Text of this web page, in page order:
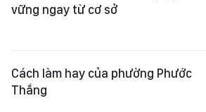
vững ngay từ cơ sở
Cách làm hay của phường Phước
Thắng